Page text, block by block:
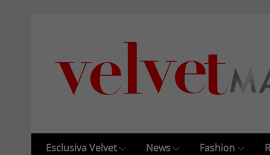
Esclusiva Velvet News Fashion